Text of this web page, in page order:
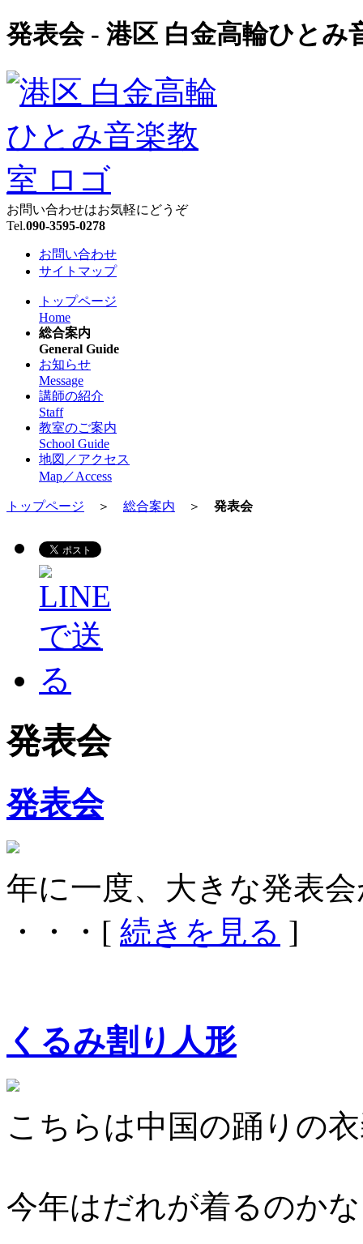
発表会 - 港区 白金高輪ひとみ
お問い合わせはお気軽にどうぞ
Tel.090-3595-0278
お問い合わせ
サイトマップ
トップページ
Home
総合案内
General Guide
お知らせ
Message
講師の紹介
Staff
教室のご案内
School Guide
地図／アクセス
Map／Access
トップページ ＞ 総合案内 ＞ 発表会
発表会
発表会
年に一度、大きな発表
・・・[ 続きを見る ]
くるみ割り人形
こちらは中国の踊りの
今年はだれが着るのか